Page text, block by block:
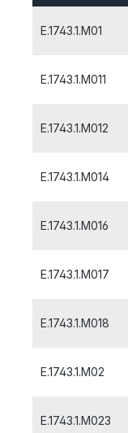
E.1743.1.M01
E.1743.1.M011
E.1743.1.M012
E.1743.1.M014
E.1743.1.M016
E.1743.1.M017
E.1743.1.M018
E.1743.1.M02
E.1743.1.M023